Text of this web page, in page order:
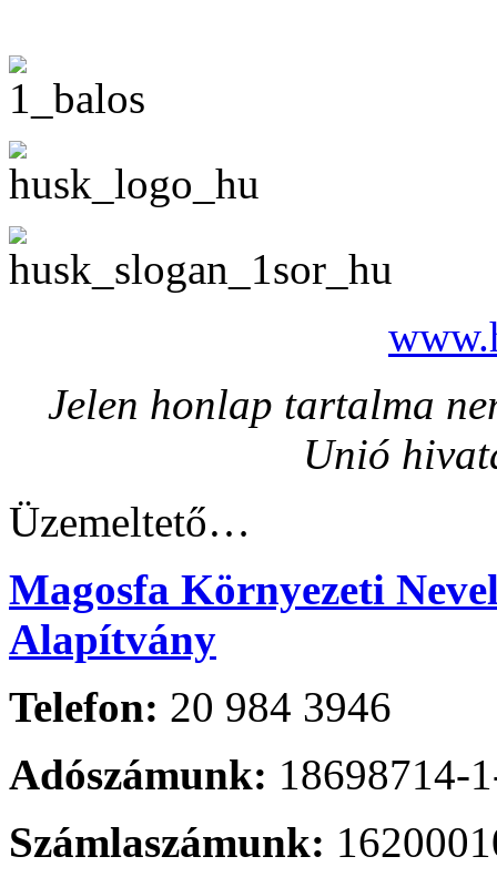
Jelen honlap tartalma
Unió
Üzemeltető…
Magosfa Környezeti
Alapítvány
Telefon: 20 984 3946
Adószámunk: 18698714-
Számlaszámunk: